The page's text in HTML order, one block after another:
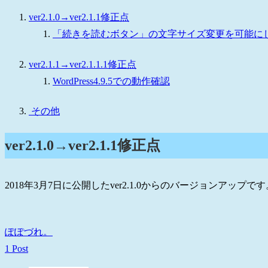
ver2.1.0→ver2.1.1修正点
「続きを読むボタン」の文字サイズ変更を可能に
ver2.1.1→ver2.1.1.1修正点
WordPress4.9.5での動作確認
その他
ver2.1.0→ver2.1.1修正点
2018年3月7日に公開したver2.1.0からのバージョンアップです
ぽぽづれ。
1 Post